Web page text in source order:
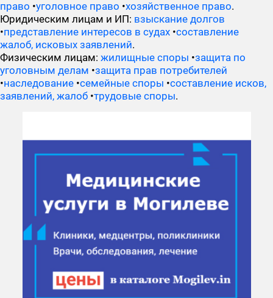
право •уголовное право •хозяйственное право.
Юридическим лицам и ИП: взыскание долгов
•представление интересов в судах •составление
жалоб, исковых заявлений.
Физическим лицам: жилищные споры •защита по
уголовным делам •защита прав потребителей
•наследование •семейные споры •составление исков,
заявлений, жалоб •трудовые споры.